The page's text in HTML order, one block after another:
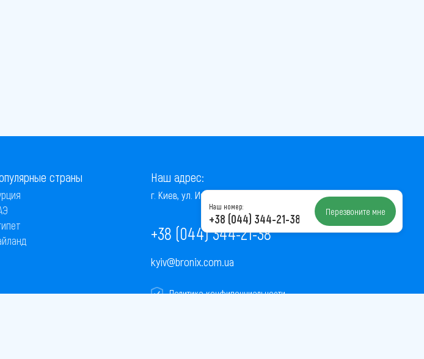
страны Наш адрес:
г. Киев, ул. Институтская, 22/7, оф. 41
+38 (044) 344-21-38
kyiv@bronix.com.ua
Политика конфиденциальности
Наш номер:
+38 (044) 344-21-38 Перезвоните мне